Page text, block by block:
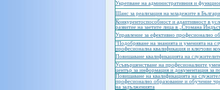
Укрепване на административния и
Шанс за реализация на младежите в
Конкурентоспособност и адаптивност в
развитие на заетите лица в „Стомана
Управление за ефективно професионално
"Подобряване на знанията и уменията на
професионална квалификация и ключови
Повишаване квалификацията на
Усъвършенстване на професионалните
център за информация и документация за
Повишаване на квалификацията на
професионално образование и обучение
на задълженията